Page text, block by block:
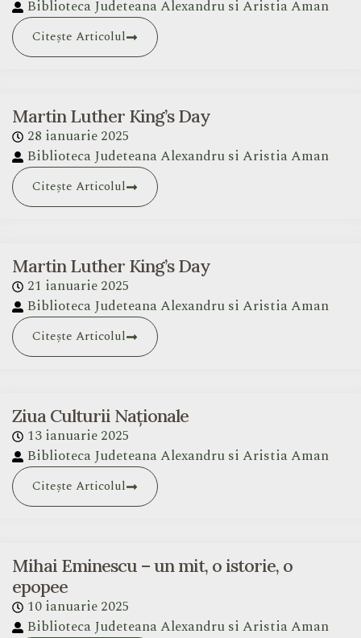
Biblioteca Judeteana Alexandru si Aristia Aman
Citește Articolul
Martin Luther King’s Day
28 ianuarie 2025
Biblioteca Judeteana Alexandru si Aristia Aman
Citește Articolul
Martin Luther King’s Day
21 ianuarie 2025
Biblioteca Judeteana Alexandru si Aristia Aman
Citește Articolul
Ziua Culturii Naționale
13 ianuarie 2025
Biblioteca Judeteana Alexandru si Aristia Aman
Citește Articolul
Mihai Eminescu – un mit, o istorie, o
epopee
10 ianuarie 2025
Biblioteca Judeteana Alexandru si Aristia Aman